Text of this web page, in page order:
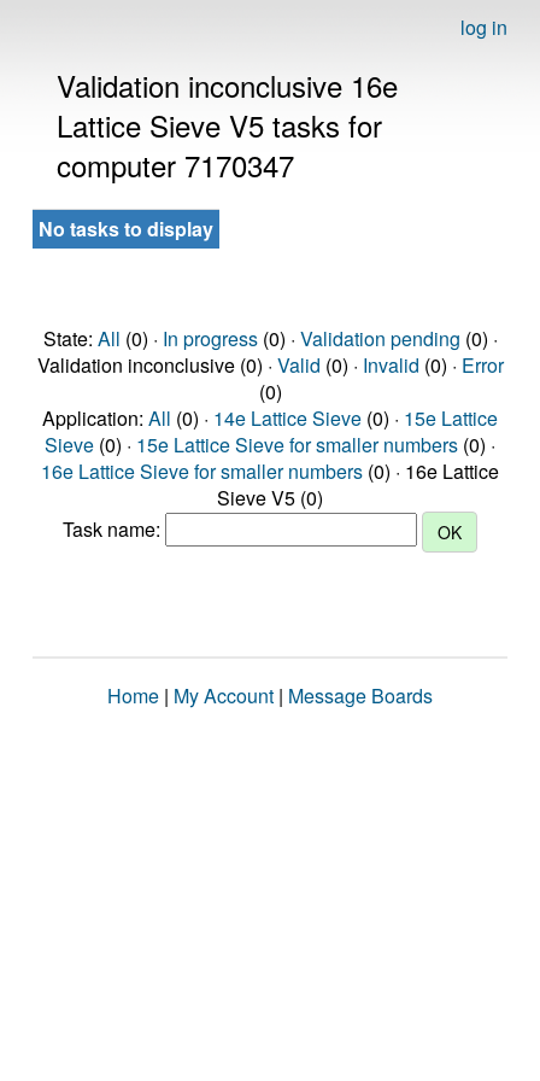
log in
Validation inconclusive 16e
Lattice Sieve V5 tasks for
computer 7170347
No tasks to display
State: All (0) · In progress(0) · Validation pending (0) ·
Validation inconclusive (0) · Valid (0) · Invalid (0) · Error
(0)
Application: All (0) · 14e Lattice Sieve (0) · 15e Lattice
Sieve (0) · 15e Lattice Sieve for smaller numbers (0) ·
16e Lattice Sieve for smaller numbers (0) · 16e Lattice
Sieve V5 (0)
Task name:
Home | My Account | Message Boards